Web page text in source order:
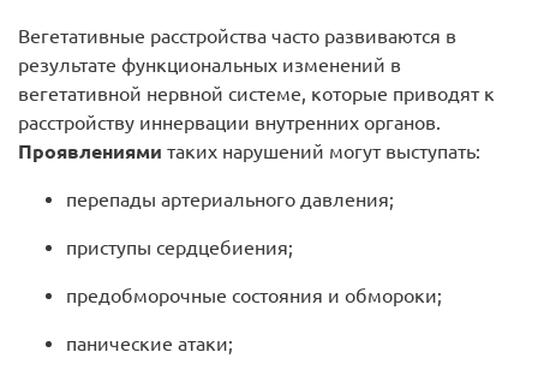
Вегетативные расстройства часто развиваются в
результате функциональных изменений в
вегетативной нервной системе, которые приводят к
расстройству иннервации внутренних органов.
Проявлениями таких нарушений могут выступать:
перепады артериального давления;
приступы сердцебиения;
предобморочные состояния и обмороки;
панические атаки;